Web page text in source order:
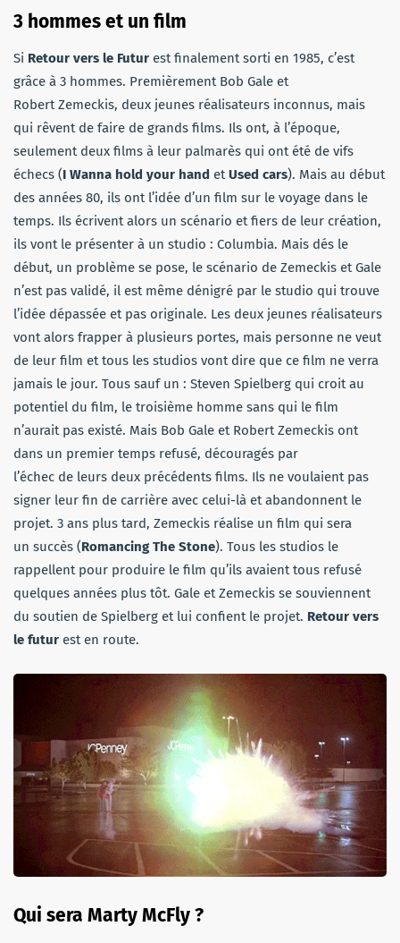
3 hommes et un film
Si Retour vers le Futur est finalement sorti en 1985, c’est
grâce à 3 hommes. Premièrement Bob Gale et
Robert Zemeckis, deux jeunes réalisateurs inconnus, mais
qui rêvent de faire de grands films. Ils ont, à l’époque,
seulement deux films à leur palmarès qui ont été de vifs
échecs (I Wanna hold your hand etUsed cars). Mais au début
des années 80, ils ont l’idée d’un film sur le voyage dans le
temps. Ils écrivent alors un scénario et fiers de leur création,
ils vont le présenter à un studio : Columbia. Mais dés le
début, un problème se pose, le scénario de Zemeckis et Gale
n’est pas validé, il est même dénigré par le studio qui trouve
l’idée dépassée et pas originale. Les deux jeunes réalisateurs
vont alors frapper à plusieurs portes, mais personne ne veut
de leur film et tous les studios vont dire que ce film ne verra
jamais le jour. Tous sauf un : Steven Spielberg qui croit au
potentiel du film, le troisième homme sans qui le film
n’aurait pas existé. Mais Bob Gale et Robert Zemeckis ont
dans un premier temps refusé, découragés par
l’échec de leurs deux précédents films. Ils ne voulaient pas
signer leur fin de carrière avec celui-là et abandonnent le
projet. 3 ans plus tard, Zemeckis réalise un film qui sera
un succès (Romancing The Stone). Tous les studios le
rappellent pour produire le film qu’ils avaient tous refusé
quelques années plus tôt. Gale et Zemeckis se souviennent
du soutien de Spielberg et lui confient le projet. Retour vers
le futur est en route.
Qui sera Marty McFly ?